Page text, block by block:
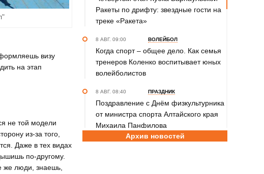
визу
на этап
не той модели
из-за того,
Даже в тех видах
по-другому.
же люди, знаешь,
Ракеты по дрифту: звездные гости на
треке «Ракета»
8 АВГ. 09:00 ВОЛЕЙБОЛ
Когда спорт – общее дело. Как семья
тренеров Коленко воспитывает юных
волейболистов
8 АВГ. 08:40 ПРАЗДНИК
Поздравление с Днём физкультурника
от министра спорта Алтайского края
Михаила Панфилова
Архив новостей